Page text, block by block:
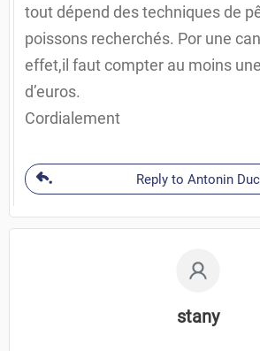
tout dépend des techniques de
poissons recherchés. Por une
effet,il faut compter au moins
d’euros.
Cordialement
Reply to Antonin
stany